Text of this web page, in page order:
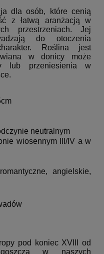
dla osób, które cenią
z łatwą aranżacją w
przestrzeniach. Jej
do otoczenia
Roślina jest
w donicy może
lub przeniesienia w
neutralnym
wiosennym III/IV a w
angielskie,
pod koniec XVIII od
w naszych